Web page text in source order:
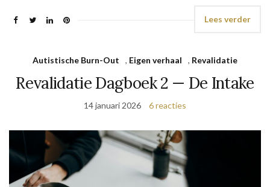
Lees verder
Autistische Burn-Out , Eigen verhaal , Revalidatie
Revalidatie Dagboek 2 — De Intake
14 januari 2026 6 reacties